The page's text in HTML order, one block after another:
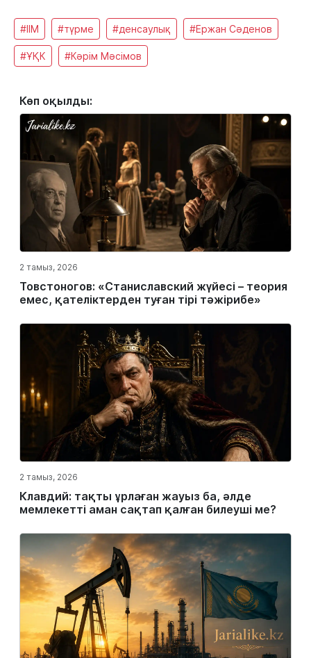
#ІІМ #түрме #денсаулық #Ержан Сәденов
#ҰҚК #Кәрім Мәсімов
Көп оқылды:
2 тамыз, 2026
Товстоногов: «Станиславский жүйесі – теория
емес, қателіктерден туған тірі тәжірибе»
2 тамыз, 2026
Клавдий: тақты ұрлаған жауыз ба, әлде
мемлекетті аман сақтап қалған билеуші ме?